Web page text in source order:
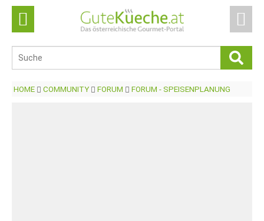
HOME COMMUNITY FORUM FORUM - SPEISENPLANUNG